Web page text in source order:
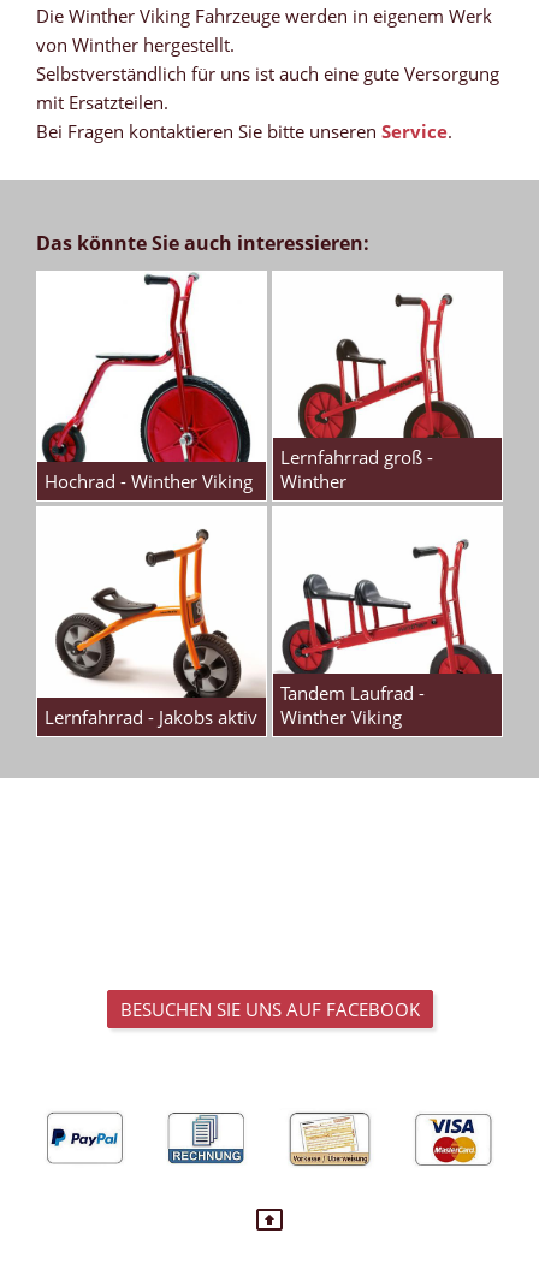
Die Winther Viking Fahrzeuge werden in eigenem Werk
von Winther hergestellt.
Selbstverständlich für uns ist auch eine gute Versorgung
mit Ersatzteilen.
Bei Fragen kontaktieren Sie bitte unseren Service.
Das könnte Sie auch interessieren:
Hochrad - Winther Viking
Lernfahrrad groß -
Winther
Lernfahrrad - Jakobs aktiv
Tandem Laufrad -
Winther Viking
BESUCHEN SIE UNS AUF FACEBOOK